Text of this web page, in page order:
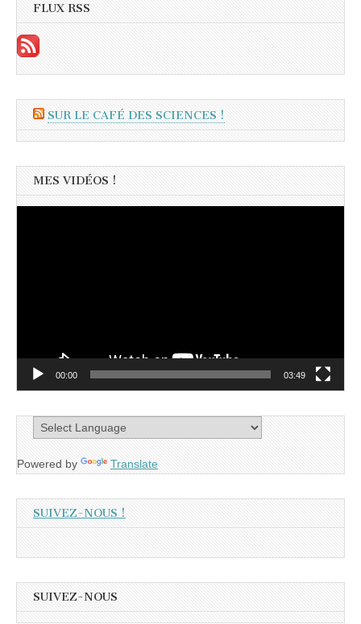
FLUX RSS
SUR LE CAFÉ DES SCIENCES !
MES VIDÉOS !
00:00 03:49
Powered by Translate
SUIVEZ-NOUS !
SUIVEZ-NOUS